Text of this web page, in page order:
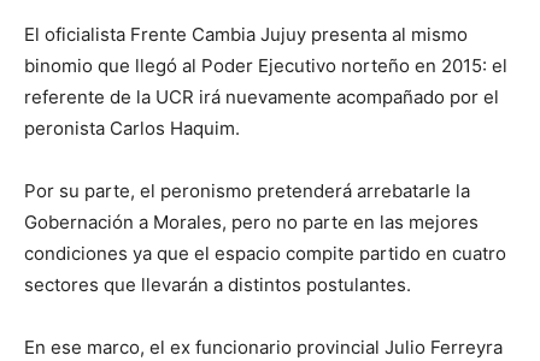
El oficialista Frente Cambia Jujuy presenta al mismo
binomio que llegó al Poder Ejecutivo norteño en 2015: el
referente de la UCR irá nuevamente acompañado por el
peronista Carlos Haquim.
Por su parte, el peronismo pretenderá arrebatarle la
Gobernación a Morales, pero no parte en las mejores
condiciones ya que el espacio compite partido en cuatro
sectores que llevarán a distintos postulantes.
En ese marco, el ex funcionario provincial Julio Ferreyra